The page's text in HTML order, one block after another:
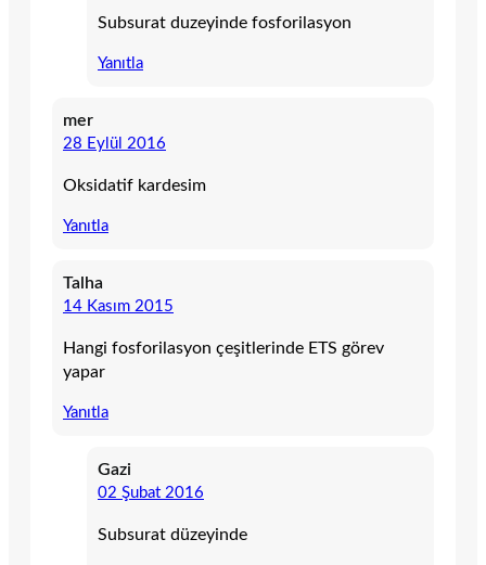
Subsurat duzeyinde fosforilasyon
Yanıtla
mer
28 Eylül 2016
Oksidatif kardesim
Yanıtla
Talha
14 Kasım 2015
Hangi fosforilasyon çeşitlerinde ETS görev
yapar
Yanıtla
Gazi
02 Şubat 2016
Subsurat düzeyinde